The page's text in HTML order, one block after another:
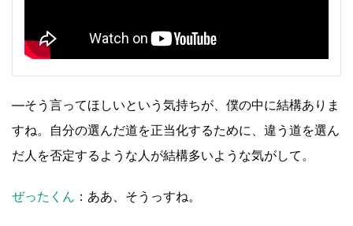
―そう言ってほしいという気持ちが、僕の中に結構ありま
すね。自分の選んだ道を正当化するために、違う道を選ん
だ人を否定するような人が結構多いような気がして。
ぜったくん ：ああ、そうっすね。